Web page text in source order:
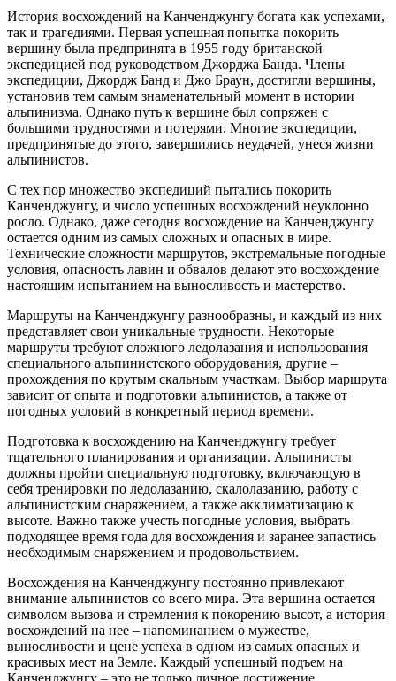
История восхождений на Канченджунгу богата как успехами,
так и трагедиями. Первая успешная попытка покорить
вершину была предпринята в 1955 году британской
экспедицией под руководством Джорджа Банда. Члены
экспедиции, Джордж Банд и Джо Браун, достигли вершины,
установив тем самым знаменательный момент в истории
альпинизма. Однако путь к вершине был сопряжен с
большими трудностями и потерями. Многие экспедиции,
предпринятые до этого, завершились неудачей, унеся жизни
альпинистов.
С тех пор множество экспедиций пытались покорить
Канченджунгу, и число успешных восхождений неуклонно
росло. Однако, даже сегодня восхождение на Канченджунгу
остается одним из самых сложных и опасных в мире.
Технические сложности маршрутов, экстремальные погодные
условия, опасность лавин и обвалов делают это восхождение
настоящим испытанием на выносливость и мастерство.
Маршруты на Канченджунгу разнообразны, и каждый из них
представляет свои уникальные трудности. Некоторые
маршруты требуют сложного ледолазания и использования
специального альпинистского оборудования, другие –
прохождения по крутым скальным участкам. Выбор маршрута
зависит от опыта и подготовки альпинистов, а также от
погодных условий в конкретный период времени.
Подготовка к восхождению на Канченджунгу требует
тщательного планирования и организации. Альпинисты
должны пройти специальную подготовку, включающую в
себя тренировки по ледолазанию, скалолазанию, работу с
альпинистским снаряжением, а также акклиматизацию к
высоте. Важно также учесть погодные условия, выбрать
подходящее время года для восхождения и заранее запастись
необходимым снаряжением и продовольствием.
Восхождения на Канченджунгу постоянно привлекают
внимание альпинистов со всего мира. Эта вершина остается
символом вызова и стремления к покорению высот, а история
восхождений на нее – напоминанием о мужестве,
выносливости и цене успеха в одном из самых опасных и
красивых мест на Земле. Каждый успешный подъем на
Канченджунгу – это не только личное достижение